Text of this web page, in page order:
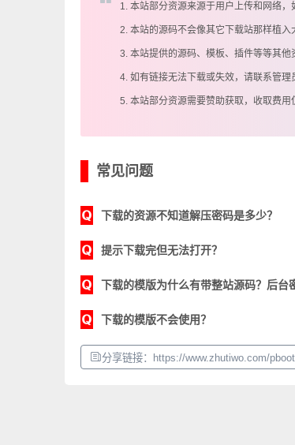
1. 本站部分资源来源于用户上传和网络，
2. 本站的源码不会像其它下载站那样植入
3. 本站提供的源码、模板、插件等等其他
4. 如有链接无法下载或失效，请联系管理
5. 本站部分资源需要赞助获取，收取费用
常见问题
下载的资源不知道解压密码是多少？
提示下载完但无法打开？
下载的模版为什么有带整站源码？后台
下载的模版不会使用？
分享链接：https://www.zhutiwo.com/